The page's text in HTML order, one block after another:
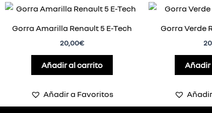
Gorra Amarilla Renault 5 E-Tech
20,00€
Añadir al carrito
Añadir a Favoritos
Gorra Verde